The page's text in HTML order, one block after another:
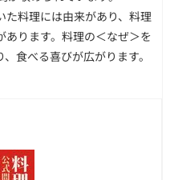
料理には由来があり、料理
ります。料理の＜なぜ＞を
食べる喜びが広がります。